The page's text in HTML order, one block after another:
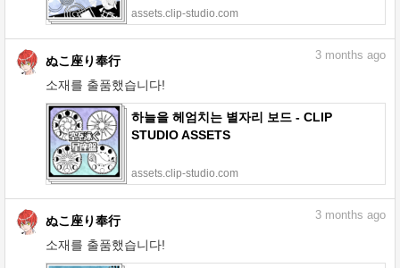
assets.clip-studio.com
ぬこ座り奉行
소재를 출품했습니다!
3 months ago
하늘을 헤엄치는 별자리 보드 - CLIP
STUDIO ASSETS
assets.clip-studio.com
ぬこ座り奉行
소재를 출품했습니다!
3 months ago